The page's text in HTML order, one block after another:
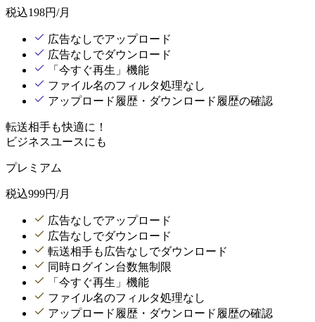
税込198円/月
広告なしでアップロード
広告なしでダウンロード
「今すぐ再生」機能
ファイル名のフィルタ処理なし
アップロード履歴・ダウンロード履歴の確認
転送相手も快適に！
ビジネスユースにも
プレミアム
税込999円/月
広告なしでアップロード
広告なしでダウンロード
転送相手も広告なしでダウンロード
同時ログイン台数無制限
「今すぐ再生」機能
ファイル名のフィルタ処理なし
アップロード履歴・ダウンロード履歴の確認